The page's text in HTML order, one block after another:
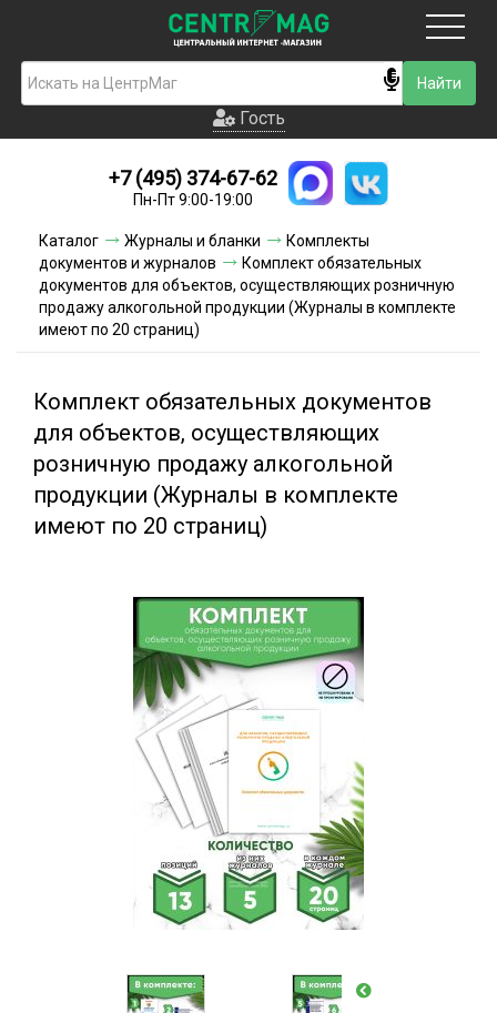
Гость
Новинки
Условия доставки
Условия оплаты
Гость
+7 (495) 374-67-62
Пн-Пт 9:00-19:00
Каталог Журналы и бланки
Комплекты
документов и журналов
Комплект обязательных
документов для объектов, осуществляющих розничную
продажу алкогольной продукции (Журналы в комплекте
имеют по 20 страниц)
Комплект обязательных документов
для объектов, осуществляющих
розничную продажу алкогольной
продукции (Журналы в комплекте
имеют по 20 страниц)